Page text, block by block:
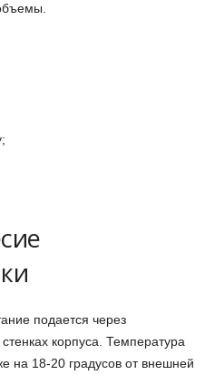
подается через
корпуса. Температура
на 18-20 градусов от внешней